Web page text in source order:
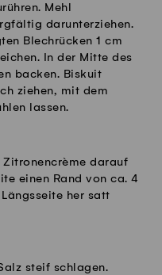
Mehl
darunterziehen.
Blechrücken 1 cm
In der Mitte des
backen. Biskuit
ziehen, mit dem
lassen.
darauf
einen Rand von ca. 4
her satt
steif schlagen.